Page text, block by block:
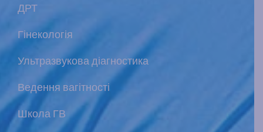
ДРТ
Гінекологія
Ультразвукова діагностика
Ведення вагітності
Школа ГВ